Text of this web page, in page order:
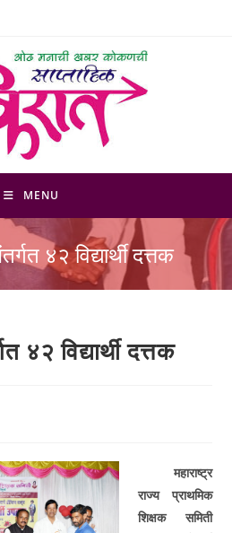
MENU
४२ विद्यार्थी दत्तक
४२ विद्यार्थी दत्तक
महाराष्ट्र
राज्य प्राथमिक
शिक्षक समिती